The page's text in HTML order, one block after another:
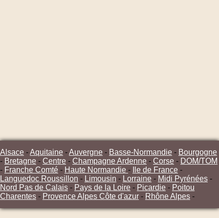
Alsace -Aquitaine -Auvergne - Basse-Normandie - Bourgogne
- Bretagne - Centre - Champagne Ardenne - Corse - DOM/TOM
- Franche Comté - Haute Normandie - Ile de France -
Languedoc Roussillon - Limousin - Lorraine - Midi Pyrénées -
Nord Pas de Calais - Pays de la Loire - Picardie - Poitou
Charentes - Provence Alpes Côte d'azur - Rhône Alpes -